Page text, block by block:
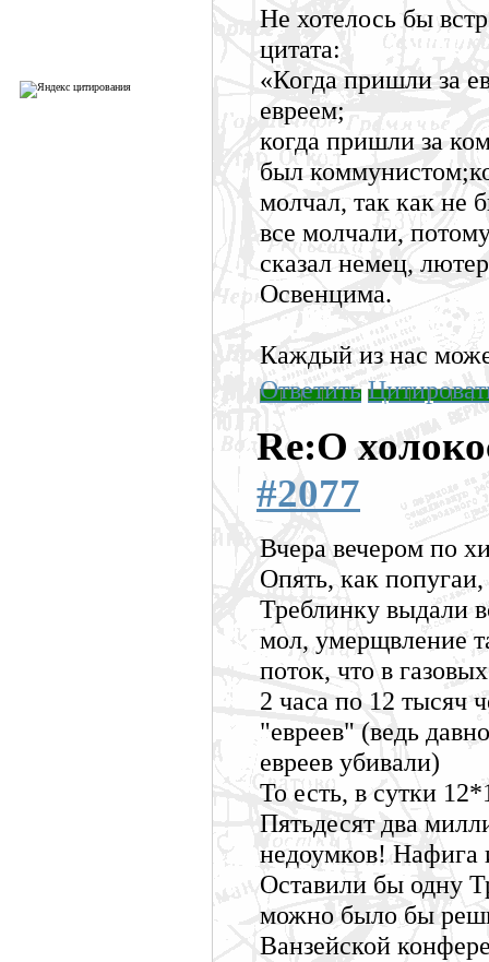
Не хотелось бы
цитата:
«Когда пришли за
евреем;
когда пришли за
был
молчал, так как не
все молчали,
сказал немец,
Освенцима.
Каждый из нас
Ответить
Re:О
#2077
Вчера вечером по
Опять, как
Треблинку выдали
мол, умерщвление
поток, что в
2 часа по 12 тысяч
"евреев" (ведь
евреев убивали)
То есть, в сутки
Пятьдесят два
недоумков! Нафига
Оставили бы одну
можно было бы
Ванзейской